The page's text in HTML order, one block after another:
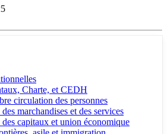
Charte, et CEDH
circulation des personnes
marchandises et des services
capitaux et union économique